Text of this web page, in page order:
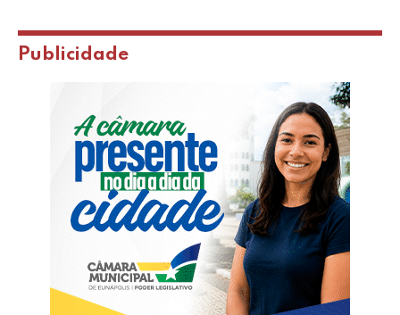
Publicidade